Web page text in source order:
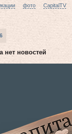
фото CapitalTV
нет новостей